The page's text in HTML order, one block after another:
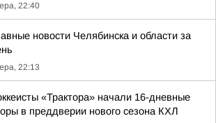
22:40
новости Челябинска и области за
22:13
«Трактора» начали 16-дневные
в преддверии нового сезона КХЛ